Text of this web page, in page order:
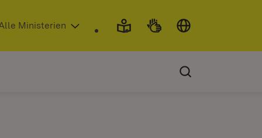
neuem Fenster)
Ministerien